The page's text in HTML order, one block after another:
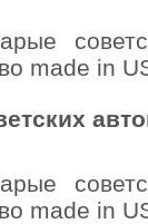
made in
made in